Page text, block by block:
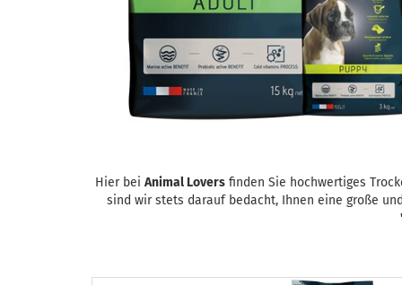
Hier bei Animal Lovers finden Sie hochwertiges
sind wir stets darauf bedacht, Ihnen eine große